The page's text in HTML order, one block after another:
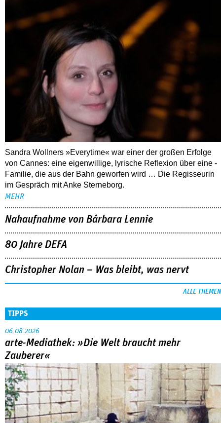
Sandra Wollners »Everytime« war einer der großen Erfolge
von Cannes: eine eigenwillige, lyrische Reflexion über eine ­
Familie, die aus der Bahn geworfen wird … Die Regisseurin
im Gespräch mit Anke Sterneborg.
MEHR
Nahaufnahme von Bárbara Lennie
80 Jahre DEFA
Christopher Nolan – Was bleibt, was nervt
ALLE THEMEN
TIPPS
06.08.2026
arte-Mediathek: »Die Welt braucht mehr
Zauberer«